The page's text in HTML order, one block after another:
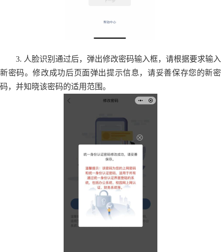
3. 人脸识别通过后，弹出修改密码输入框，请根据要求输入
新密码。修改成功后页面弹出提示信息，请妥善保存您的新密
码，并知晓该密码的适用范围。